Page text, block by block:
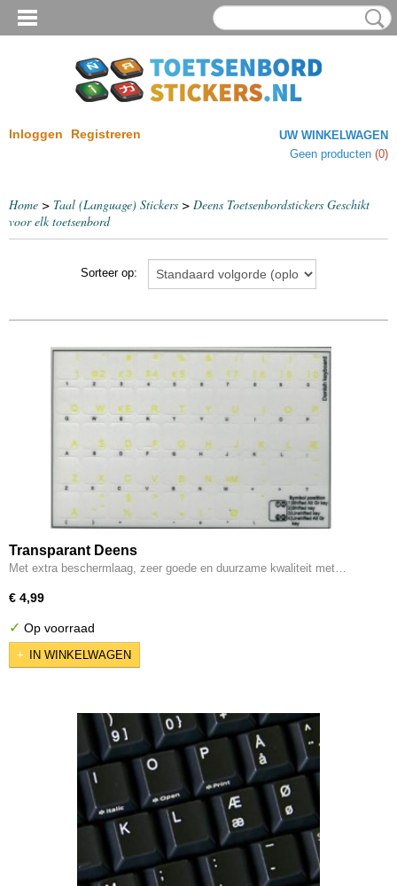
Inloggen Registreren
UW WINKELWAGEN
Geen producten (0)
Home > Taal (Language) Stickers > Deens Toetsenbordstickers Geschikt
voor elk toetsenbord
Sorteer op:
Transparant Deens
Met extra beschermlaag, zeer goede en duurzame kwaliteit met…
€ 4,99
✓ Op voorraad
IN WINKELWAGEN